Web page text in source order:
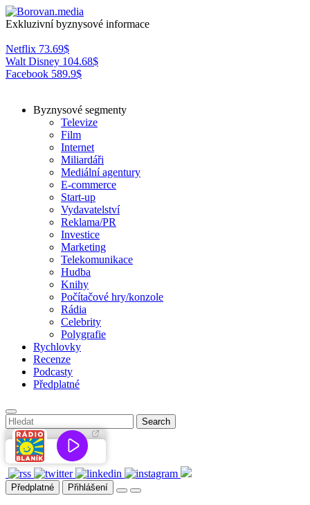
Exkluzivní byznysové informace
Netflix 73.69$
Walt Disney 104.68$
Facebook 589.9$
Byznysové segmenty
Televize
Film
Internet
Miliardáři
Mediální agentury
E-commerce
Start-up
Vydavatelství
Reklama/PR
Investice
Marketing
Telekomunikace
Hudba
Knihy
Počítačové hry/konzole
Rádia
Celebrity
Polygrafie
Rychlovky
Recenze
Podcasty
Předplatné
Předplatné Přihlášení